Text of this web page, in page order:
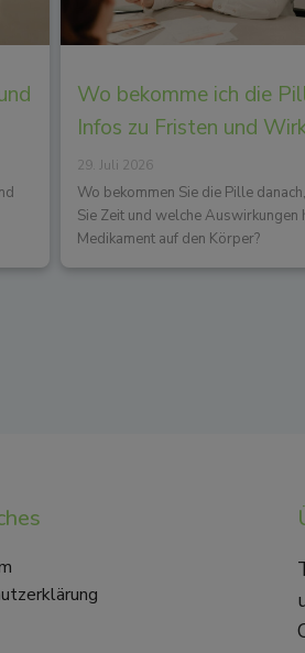
Wo bekomme ich die
Infos zu Fristen und
29. Juli 2026
Wo bekommen Sie die Pille
Sie Zeit und welche Auswirkungen
Medikament auf den Körper?